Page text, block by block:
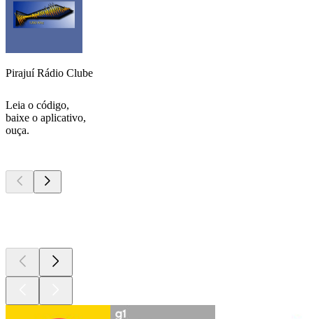
Pirajuí Rádio Clube
Leia o código,
baixe o aplicativo,
ouça.